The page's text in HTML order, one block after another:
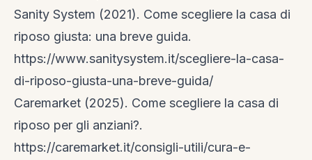
Sanity System (2021). Come scegliere la casa di
riposo giusta: una breve guida.
https://www.sanitysystem.it/scegliere-la-casa-
di-riposo-giusta-una-breve-guida/
Caremarket (2025). Come scegliere la casa di
riposo per gli anziani?.
https://caremarket.it/consigli-utili/cura-e-